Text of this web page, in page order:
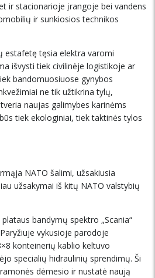
ir stacionarioje įrangoje bei vandens
ir sunkiosios technikos
estafetę tęsia elektra varomi
išvysti tiek civilinėje logistikoje ar
bandomuosiuose gynybos
ne tik užtikrina tylų,
naujas galimybes karinėms
tiek ekologiniai, tiek taktinės tylos
NATO šalimi, užsakiusia
užsakymai iš kitų NATO valstybių
bandymų spektro „Scania“
vykusioje parodoje
konteinerių kablio keltuvo
specialių hidraulinių sprendimų. Ši
dėmesio ir nustatė naują